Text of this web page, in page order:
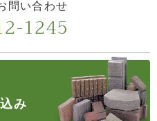
問い合わせ
1245
み